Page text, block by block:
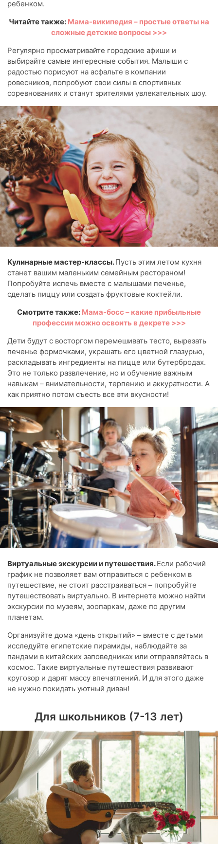
ребенком.
Читайте также: Мама-википедия – простые ответы на
сложные детские вопросы >>>
Регулярно просматривайте городские афиши и
выбирайте самые интересные события. Малыши с
радостью порисуют на асфальте в компании
ровесников, попробуют свои силы в спортивных
соревнованиях и станут зрителями увлекательных шоу.
Кулинарные мастер-классы.Пусть этим летом кухня
станет вашим маленьким семейным рестораном!
Попробуйте испечь вместе с малышами печенье,
сделать пиццу или создать фруктовые коктейли.
Смотрите также: Мама-босс – какие прибыльные
профессии можно освоить в декрете >>>
Дети будут с восторгом перемешивать тесто, вырезать
печенье формочками, украшать его цветной глазурью,
раскладывать ингредиенты на пицце или бутербродах.
Это не только развлечение, но и обучение важным
навыкам – внимательности, терпению и аккуратности. А
как приятно потом съесть все эти вкусности!
Виртуальные экскурсии и путешествия.Если рабочий
график не позволяет вам отправиться с ребенком в
путешествие, не стоит расстраиваться – попробуйте
путешествовать виртуально. В интернете можно найти
экскурсии по музеям, зоопаркам, даже по другим
планетам.
Организуйте дома «день открытий» – вместе с детьми
исследуйте египетские пирамиды, наблюдайте за
пандами в китайских заповедниках или отправляйтесь в
космос. Такие виртуальные путешествия развивают
кругозор и дарят массу впечатлений. И для этого даже
не нужно покидать уютный диван!
Для школьников (7-13 лет)